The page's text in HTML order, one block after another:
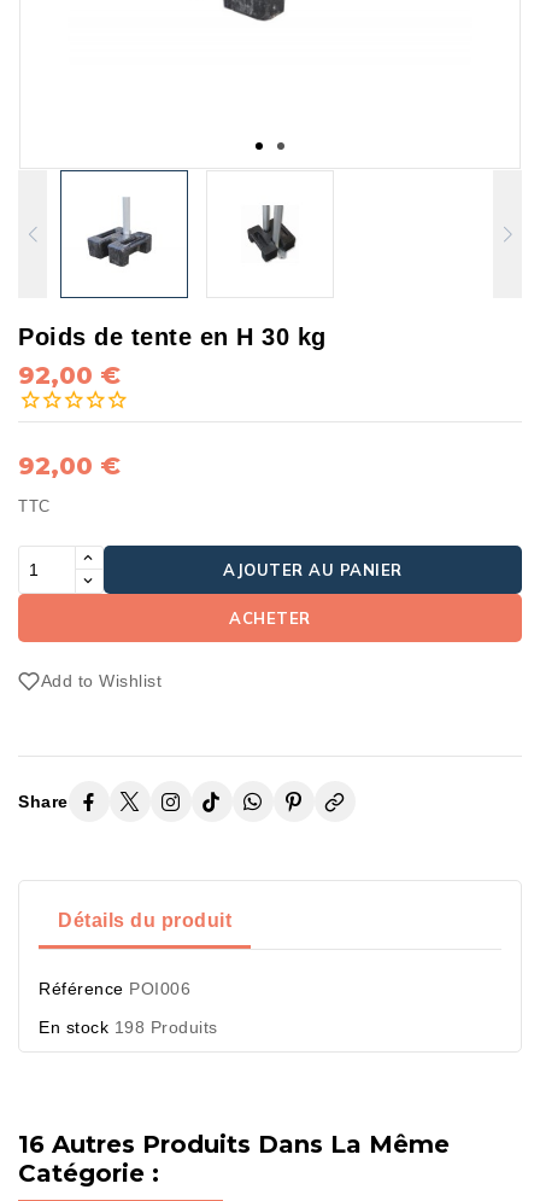
Poids de tente en H 30 kg
92,00 €
92,00 €
TTC
AJOUTER AU PANIER
ACHETER
Add to Wishlist
Share
Détails du produit
Référence POI006
En stock 198 Produits
16 Autres Produits Dans La Même
Catégorie :